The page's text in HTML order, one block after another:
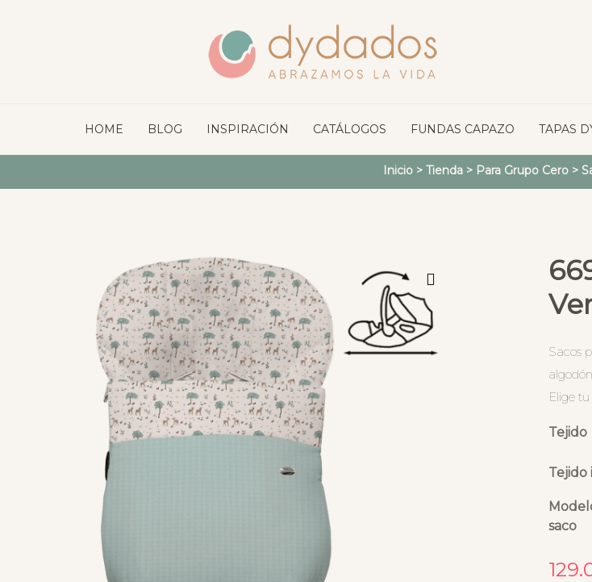
HOME BLOG INSPIRACIÓN CATÁLOGOS FUNDAS CAPAZO TAPAS
Inicio> Tienda> Para Grupo Cero>
Sacos
Elige
Tejido
Tejido
saco